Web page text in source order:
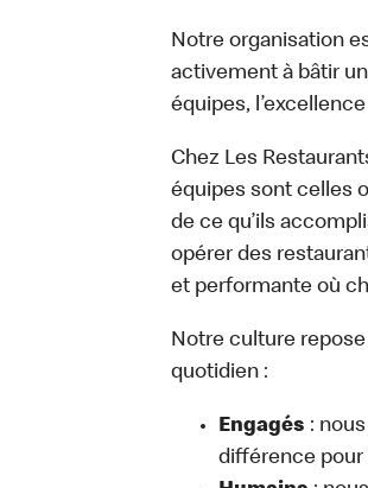
Notre organisation
activement à bâtir
équipes,
Chez Les
équipes sont celles
de ce qu’ils
opérer des
et performante où
Notre culture
quotidien :
Engagés :
différence pour